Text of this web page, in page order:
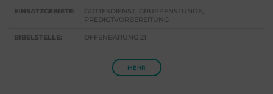
EINSATZGEBIETE:
GOTTESDIENST, GRUPPENSTUNDE,
PREDIGTVORBEREITUNG
BIBELSTELLE: OFFENBARUNG 21
MEHR